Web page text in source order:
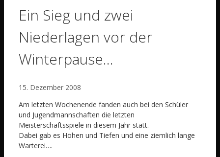
Ein Sieg und zwei
Niederlagen vor der
Winterpause…
15. Dezember 2008
Am letzten Wochenende fanden auch bei den Schüler
und Jugendmannschaften die letzten
Meisterschaftsspiele in diesem Jahr statt.
Dabei gab es Höhen und Tiefen und eine ziemlich lange
Warterei….